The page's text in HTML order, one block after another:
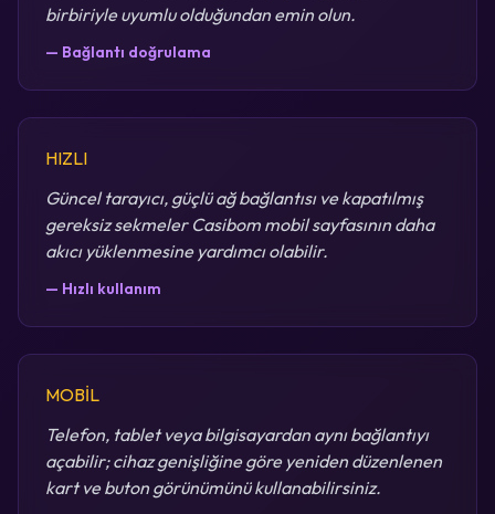
birbiriyle uyumlu olduğundan emin olun.
— Bağlantı doğrulama
HIZLI
Güncel tarayıcı, güçlü ağ bağlantısı ve kapatılmış
gereksiz sekmeler Casibom mobil sayfasının daha
akıcı yüklenmesine yardımcı olabilir.
— Hızlı kullanım
MOBİL
Telefon, tablet veya bilgisayardan aynı bağlantıyı
açabilir; cihaz genişliğine göre yeniden düzenlenen
kart ve buton görünümünü kullanabilirsiniz.